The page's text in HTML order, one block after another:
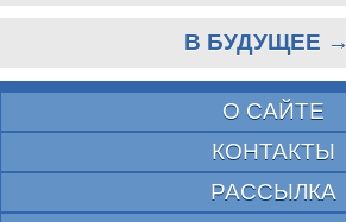
В БУДУЩЕЕ →
О САЙТЕ
КОНТАКТЫ
РАССЫЛКА